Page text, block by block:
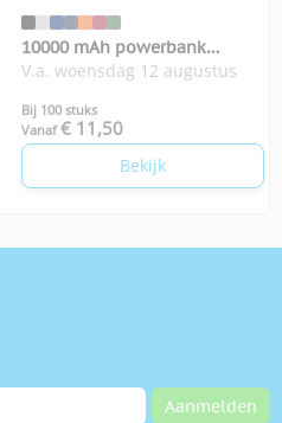
10000 mAh powerbank
Powerflat
V.a. woensdag 12 augustus
Bij 100 stuks
Vanaf € 11,50
Bekijk
Aanmelden